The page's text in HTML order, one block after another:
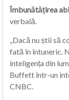
Îmbunătățirea
verbală.
„Dacă nu știi să
fată în întuneric.
inteligența din
Buffett într-un
CNBC.